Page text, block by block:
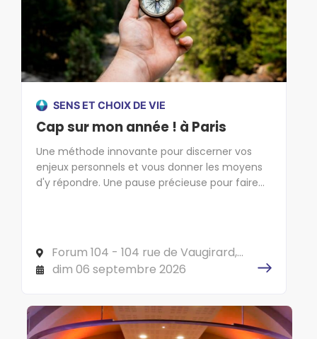
SENS ET CHOIX DE VIE
Cap sur mon année ! à Paris
Une méthode innovante pour discerner vos
enjeux personnels et vous donner les moyens
d'y répondre. Une pause précieuse pour faire
Forum 104 - 104 rue de Vaugirard,
75006 PARIS
dim 06 septembre 2026